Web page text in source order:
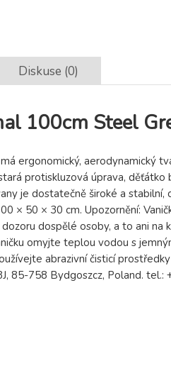
Diskuse (0)
100cm Steel
ergonomický, aerodynamický
protiskluzová úprava,
je dostatečně široké a
× 50 × 30 cm. Upozornění:
dospělé osoby, a to ani
omyjte teplou vodou s
abrazivní čisticí
85-758 Bydgoszcz, Poland.